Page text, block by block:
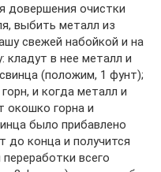
довершения очистки
выбить металл из
свежей набойкой и на
кладут в нее металл и
(положим, 1 фунт);
и когда металл и
окошко горна и
было прибавлено
до конца и получится
всего